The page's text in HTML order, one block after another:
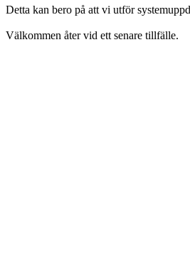
Detta kan bero på att vi utför
Välkommen åter vid ett senare tillfälle.